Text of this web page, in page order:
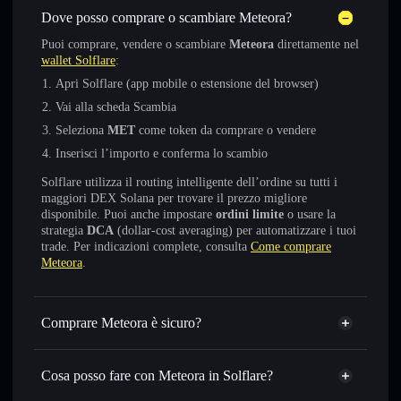
Dove posso comprare o scambiare Meteora?
Puoi comprare, vendere o scambiare Meteora direttamente nel
wallet Solflare:
Apri Solflare (app mobile o estensione del browser)
Vai alla scheda Scambia
Seleziona MET come token da comprare o vendere
Inserisci l’importo e conferma lo scambio
Solflare utilizza il routing intelligente dell’ordine su tutti i
maggiori DEX Solana per trovare il prezzo migliore
disponibile. Puoi anche impostare ordini limite o usare la
strategia DCA (dollar-cost averaging) per automatizzare i tuoi
trade. Per indicazioni complete, consulta Come comprare
Meteora.
Comprare Meteora è sicuro?
Meteora token verificato
Cosa posso fare con Meteora in Solflare?